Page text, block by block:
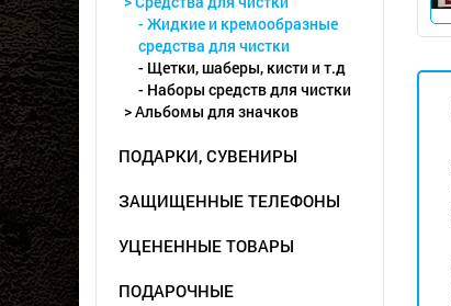
- Жидкие и кремообразные
средства для чистки
- Щетки, шаберы, кисти и т.д
- Наборы средств для чистки
> Альбомы для значков
ПОДАРКИ, СУВЕНИРЫ
ЗАЩИЩЕННЫЕ ТЕЛЕФОНЫ
УЦЕНЕННЫЕ ТОВАРЫ
ПОДАРОЧНЫЕ